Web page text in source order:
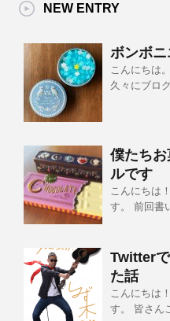
NEW ENTRY
ボンボ
こんにちは
久々にブロ
僕たち
ルです
こんにちは
す。 前回書
Twitter
た話
こんにちは
す。 皆さん